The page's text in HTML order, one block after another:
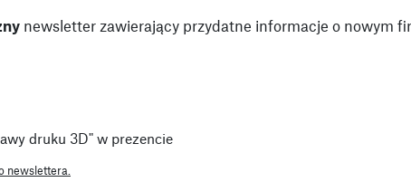
newsletter zawierający przydatne informacje o nowym
druku 3D" w prezencie
newslettera.